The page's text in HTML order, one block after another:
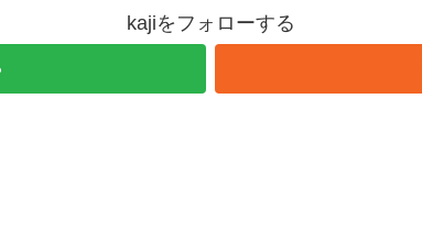
kajiをフォローする